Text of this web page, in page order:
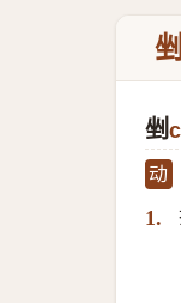
剉
剉
动
1.